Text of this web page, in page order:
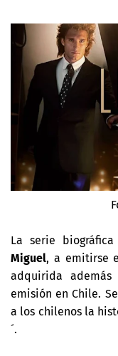
La serie
Miguel, a emitirse
adquirida
emisión en Chile.
a los chilenos la
´.